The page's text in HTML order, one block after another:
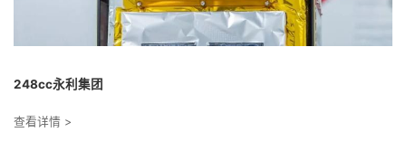
248cc永利集团
查看详情 >